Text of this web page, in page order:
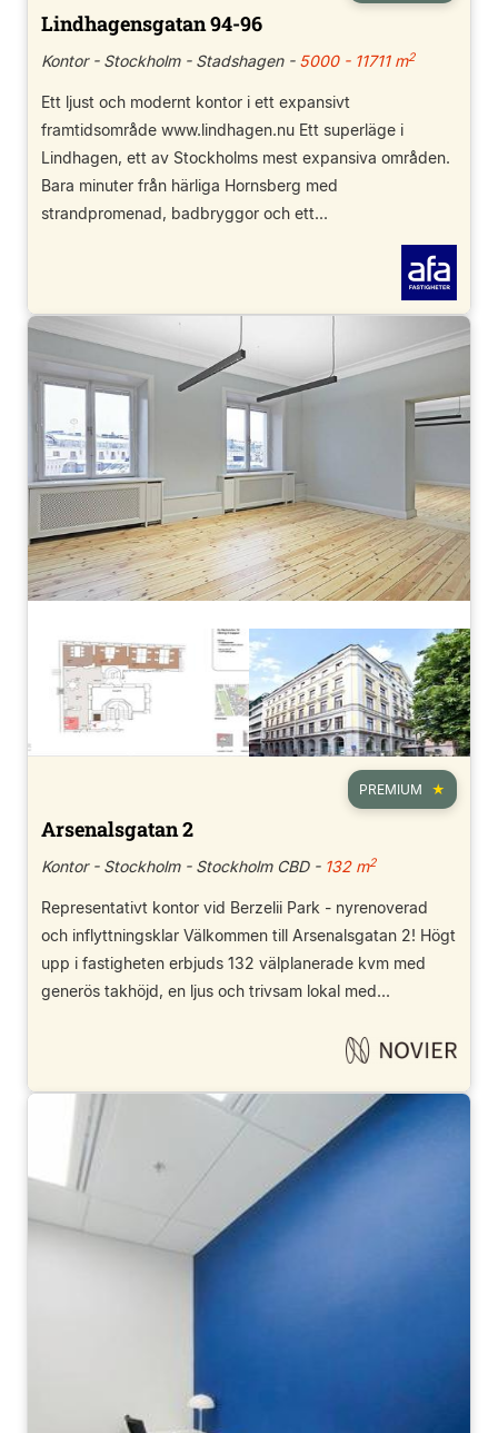
Lindhagensgatan 94-96
Kontor - Stockholm - Stadshagen - 5000 - 11711 m2
Ett ljust och modernt kontor i ett expansivt
framtidsområde www.lindhagen.nu Ett superläge i
Lindhagen, ett av Stockholms mest expansiva områden.
Bara minuter från härliga Hornsberg med
strandpromenad, badbryggor och ett...
Arsenalsgatan 2
Kontor - Stockholm - Stockholm CBD - 132 m2
Representativt kontor vid Berzelii Park - nyrenoverad
och inflyttningsklar Välkommen till Arsenalsgatan 2! Högt
upp i fastigheten erbjuds 132 välplanerade kvm med
generös takhöjd, en ljus och trivsam lokal med...
PREMIUM